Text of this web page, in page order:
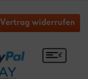
Vertrag widerrufen